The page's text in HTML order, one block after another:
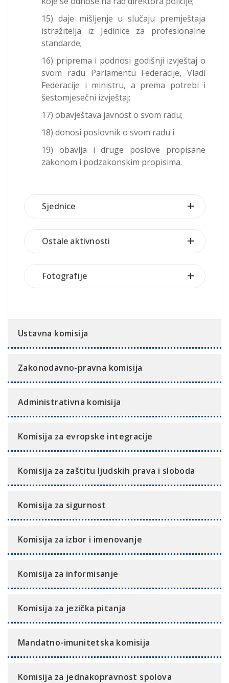
15) daje mišljenje u slučaju premještaja
istražitelja iz Jedinice za profesionalne
standarde;
16) priprema i podnosi godišnji izvještaj o
svom radu Parlamentu Federacije, Vladi
Federacije i ministru, a prema potrebi i
šestomjesečni izvještaj;
17) obavještava javnost o svom radu;
18) donosi poslovnik o svom radu i
19) obavlja i druge poslove propisane
zakonom i podzakonskim propisima.
Sjednice
Ostale aktivnosti
Fotografije
Ustavna komisija
Zakonodavno-pravna komisija
Administrativna komisija
Komisija za evropske integracije
Komisija za zaštitu ljudskih prava i sloboda
Komisija za sigurnost
Komisija za izbor i imenovanje
Komisija za informisanje
Komisija za jezička pitanja
Mandatno-imunitetska komisija
Komisija za jednakopravnost spolova